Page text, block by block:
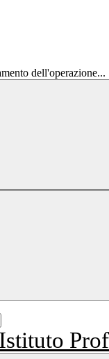
dell'operazione...
Istituto